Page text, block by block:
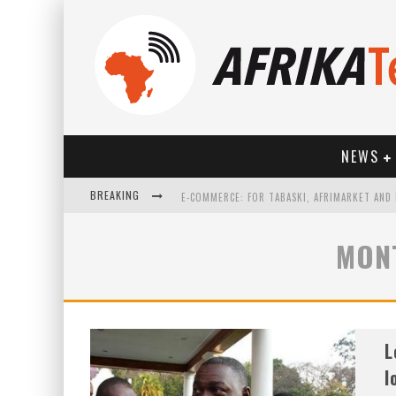
NEWS
BREAKING